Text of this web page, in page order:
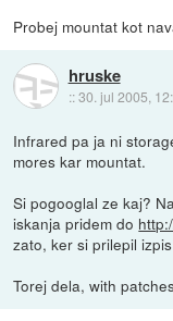
Probej mountat kot
hruske
::30. jul 2005,
Infrared pa ja ni
mores kar mountat.
Si pogooglal ze kaj?
iskanja pridem do
zato, ker si prilepil
Torej dela, with